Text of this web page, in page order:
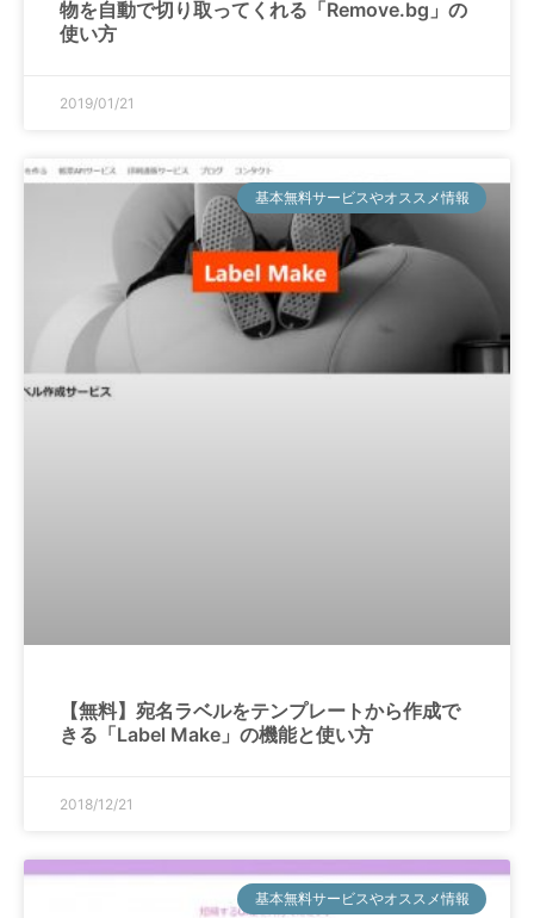
物を自動で切り取ってくれる「Remove.bg」の
使い方
2019/01/21
基本無料サービスやオススメ情報
【無料】宛名ラベルをテンプレートから作成で
きる「Label Make」の機能と使い方
2018/12/21
基本無料サービスやオススメ情報